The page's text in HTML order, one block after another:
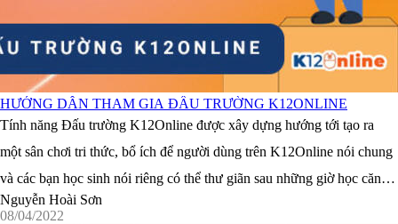
HƯỚNG DẪN THAM GIA ĐẤU TRƯỜNG K12ONLINE
Tính năng Đấu trường K12Online được xây dựng hướng tới tạo ra
một sân chơi tri thức, bổ ích để người dùng trên K12Online nói chung
và các bạn học sinh nói riêng có thể thư giãn sau những giờ học căng
thằng.Các nội dung thi đấu trên Đấu trường ...
Nguyễn Hoài Sơn
08/04/2022